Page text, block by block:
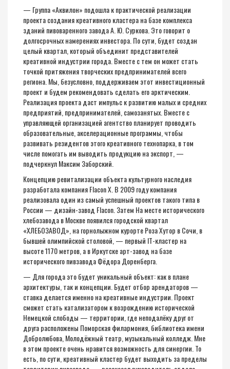
— Группа «Аквилон» подошла к практической реализации
проекта создания креативного кластера на базе комплекса
зданий пивоваренного завода А. Ю. Суркова. Это говорит о
долгосрочных намерениях инвестора. По сути, будет создан
целый квартал, который объединит представителей
креативной индустрии города. Вместе с тем он может стать
точкой притяжения творческих предпринимателей всего
региона. Мы, безусловно, поддерживаем этот инвестиционный
проект и будем рекомендовать сделать его арктическим.
Реализация проекта даст импульс к развитию малых и средних
предприятий, предпринимателей, самозанятых. Вместе с
управляющей организацией агентство планирует проводить
образовательные, акселерационные программы, чтобы
развивать резидентов этого креативного технопарка, в том
числе помогать им выводить продукцию на экспорт, —
подчеркнул Максим Заборский.
Концепцию ревитализации объекта культурного наследия
разработала компания Flacon X. В 2009 году компания
реализовала один из самый успешный проектов такого типа в
России — дизайн-завод Flacon. Затем На месте исторического
хлебозавода в Москве появился городской квартал
«ХЛЕБОЗАВОД», на горнолыжном курорте Роза Хутор в Сочи, в
бывшей олимпийской столовой, — первый IT-кластер на
высоте 1170 метров, а в Иркутске арт-завод на базе
исторического пивзавода Фёдора Доренберга.
— Для города это будет уникальный объект: как в плане
архитектуры, так и концепции. Будет отбор арендаторов —
ставка делается именно на креативные индустрии. Проект
сможет стать катализатором к возрождению исторической
Немецкой слободы — территории, где неподалёку друг от
друга расположены Поморская филармония, библиотека имени
Добролюбова, Молодёжный театр, музыкальный колледж. Мне
в этом проекте очень нравится возможность для синергии. То
есть, по сути, креативный кластер будет выходить за пределы